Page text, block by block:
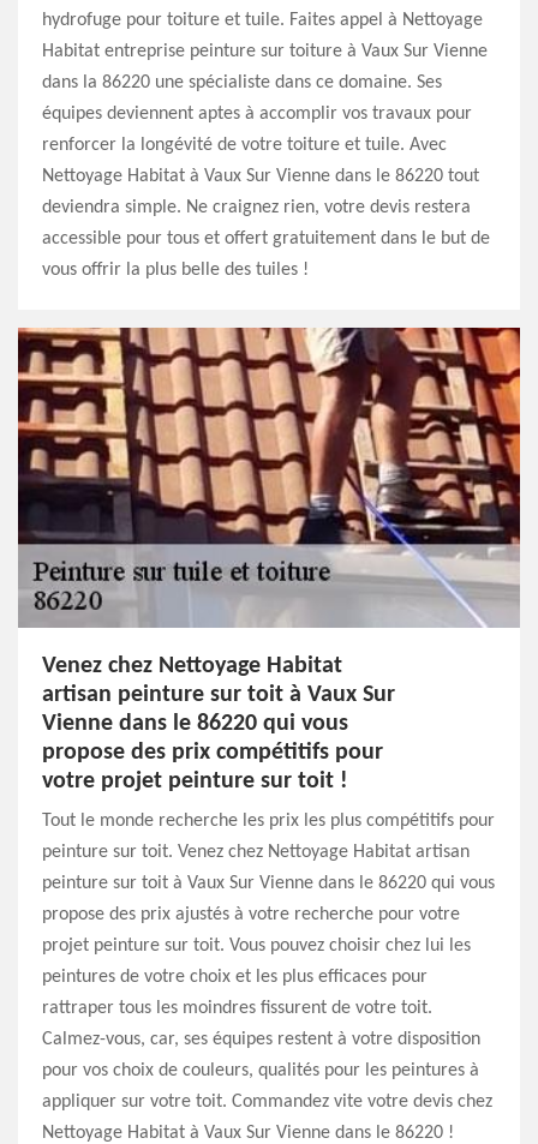
hydrofuge pour toiture et tuile. Faites appel à Nettoyage
Habitat entreprise peinture sur toiture à Vaux Sur Vienne
dans la 86220 une spécialiste dans ce domaine. Ses
équipes deviennent aptes à accomplir vos travaux pour
renforcer la longévité de votre toiture et tuile. Avec
Nettoyage Habitat à Vaux Sur Vienne dans le 86220 tout
deviendra simple. Ne craignez rien, votre devis restera
accessible pour tous et offert gratuitement dans le but de
vous offrir la plus belle des tuiles !
Venez chez Nettoyage Habitat
artisan peinture sur toit à Vaux Sur
Vienne dans le 86220 qui vous
propose des prix compétitifs pour
votre projet peinture sur toit !
Tout le monde recherche les prix les plus compétitifs pour
peinture sur toit. Venez chez Nettoyage Habitat artisan
peinture sur toit à Vaux Sur Vienne dans le 86220 qui vous
propose des prix ajustés à votre recherche pour votre
projet peinture sur toit. Vous pouvez choisir chez lui les
peintures de votre choix et les plus efficaces pour
rattraper tous les moindres fissurent de votre toit.
Calmez-vous, car, ses équipes restent à votre disposition
pour vos choix de couleurs, qualités pour les peintures à
appliquer sur votre toit. Commandez vite votre devis chez
Nettoyage Habitat à Vaux Sur Vienne dans le 86220 !